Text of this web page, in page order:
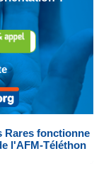
Rares fonctionne
l'AFM-Téléthon